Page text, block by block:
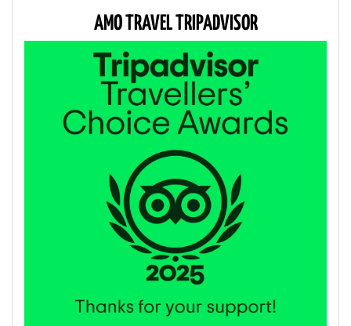
AMO TRAVEL TRIPADVISOR